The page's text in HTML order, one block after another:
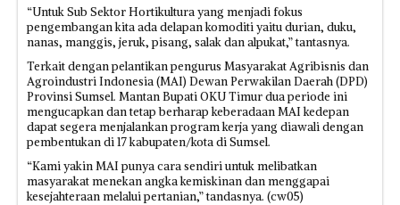
“Untuk Sub Sektor Hortikultura yang menjadi fokus
pengembangan kita ada delapan komoditi yaitu durian, duku,
nanas, manggis, jeruk, pisang, salak dan alpukat,” tantasnya.
Terkait dengan pelantikan pengurus Masyarakat Agribisnis dan
Agroindustri Indonesia (MAI) Dewan Perwakilan Daerah (DPD)
Provinsi Sumsel. Mantan Bupati OKU Timur dua periode ini
mengucapkan dan tetap berharap keberadaan MAI kedepan
dapat segera menjalankan program kerja yang diawali dengan
pembentukan di 17 kabupaten/kota di Sumsel.
“Kami yakin MAI punya cara sendiri untuk melibatkan
masyarakat menekan angka kemiskinan dan menggapai
kesejahteraan melalui pertanian,” tandasnya. (cw05)